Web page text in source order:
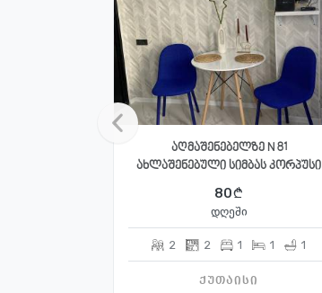
აღმაშენებელზე N 81
ახლაშენებული სიმბას კორპუსი
80
დღეში
2 2 1 1 1
ქუთაისი